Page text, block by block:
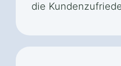
die